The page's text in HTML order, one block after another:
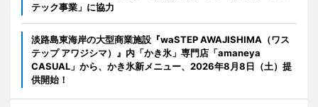
テック事業」に協力
淡路島東海岸の大型商業施設『waSTEP AWAJISHIMA（ワス
テップ アワジシマ）』内「かき氷」専門店「amaneya
CASUAL」から、かき氷新メニュー、2026年8月8日（土）提
供開始！